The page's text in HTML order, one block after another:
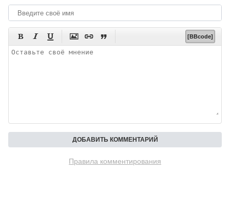
      [BBcode]
Правила комментирования